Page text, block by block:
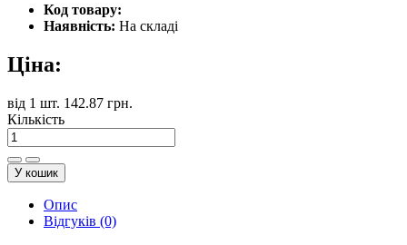
Код товару:
Наявність: На складі
Ціна:
від 1 шт. 142.87 грн.
Кількість
У кошик
Опис
Відгуків (0)